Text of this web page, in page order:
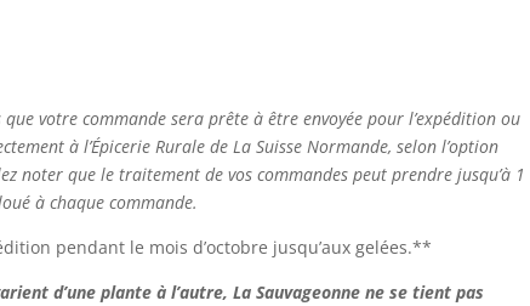
votre commande sera prête à être envoyée pour l’expédition ou
à l’Épicerie Rurale de La Suisse Normande, selon l’option
noter que le traitement de vos commandes peut prendre jusqu’à 1
à chaque commande.
pendant le mois d’octobre jusqu’aux gelées.**
d’une plante à l’autre, La Sauvageonne ne se tient pas